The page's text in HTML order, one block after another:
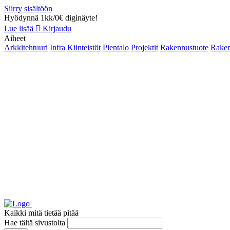
Siirry sisältöön
Hyödynnä 1kk/0€ diginäyte!
Lue lisää
Kirjaudu
Aiheet
Arkkitehtuuri Infra Kiinteistöt Pientalo Projektit Rakennustuote
Kaikki mitä tietää pitää
Hae tältä sivustolta